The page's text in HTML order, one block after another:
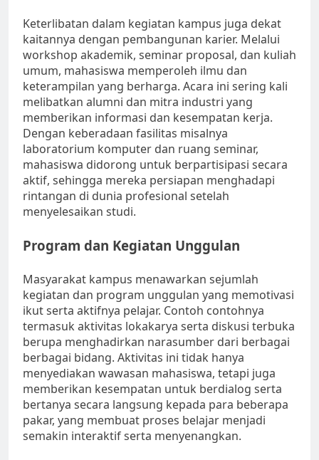
Keterlibatan dalam kegiatan kampus juga dekat
kaitannya dengan pembangunan karier. Melalui
workshop akademik, seminar proposal, dan kuliah
umum, mahasiswa memperoleh ilmu dan
keterampilan yang berharga. Acara ini sering kali
melibatkan alumni dan mitra industri yang
memberikan informasi dan kesempatan kerja.
Dengan keberadaan fasilitas misalnya
laboratorium komputer dan ruang seminar,
mahasiswa didorong untuk berpartisipasi secara
aktif, sehingga mereka persiapan menghadapi
rintangan di dunia profesional setelah
menyelesaikan studi.
Program dan Kegiatan Unggulan
Masyarakat kampus menawarkan sejumlah
kegiatan dan program unggulan yang memotivasi
ikut serta aktifnya pelajar. Contoh contohnya
termasuk aktivitas lokakarya serta diskusi terbuka
berupa menghadirkan narasumber dari berbagai
berbagai bidang. Aktivitas ini tidak hanya
menyediakan wawasan mahasiswa, tetapi juga
memberikan kesempatan untuk berdialog serta
bertanya secara langsung kepada para beberapa
pakar, yang membuat proses belajar menjadi
semakin interaktif serta menyenangkan.